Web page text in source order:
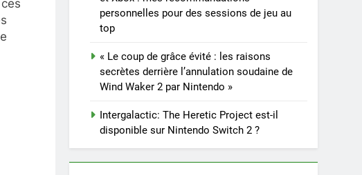
personnelles pour des sessions de jeu au
top
« Le coup de grâce évité : les raisons
secrètes derrière l’annulation soudaine de
Wind Waker 2 par Nintendo »
Intergalactic: The Heretic Project est-il
disponible sur Nintendo Switch 2 ?